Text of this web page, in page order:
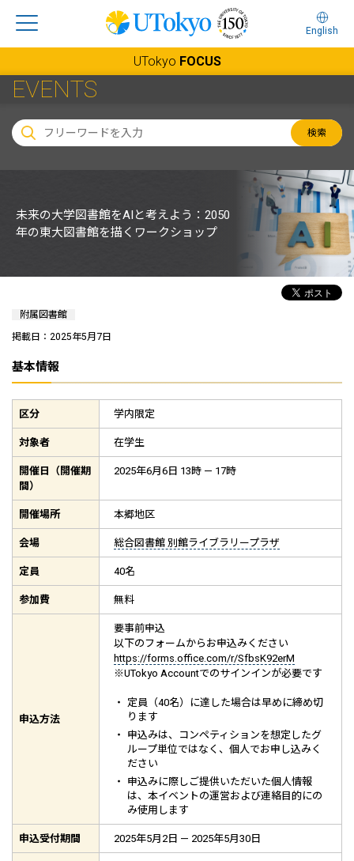
English
UTokyo FOCUS
EVENTS
検索
未来の大学図書館をAIと考えよう：2050
年の東大図書館を描くワークショップ
附属図書館
掲載日：2025年5月7日
基本情報
区分 学内限定
対象者 在学生
開催日（開催期
間）
2025年6月6日 13時 — 17時
開催場所 本郷地区
会場 総合図書館 別館ライブラリープラザ
定員 40名
参加費 無料
申込方法
要事前申込
以下のフォームからお申込みください
https://forms.office.com/r/SfbsK92erM
※UTokyo Accountでのサインインが必要です
定員（40名）に達した場合は早めに締め切
ります
申込みは、コンペティションを想定したグ
ループ単位ではなく、個人でお申し込みく
ださい
申込みに際しご提供いただいた個人情報
は、本イベントの運営および連絡目的にの
み使用します
申込受付期間 2025年5月2日 — 2025年5月30日